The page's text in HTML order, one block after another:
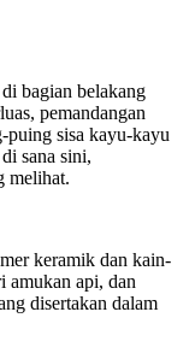
bagian belakang
pemandangan
puing sisa kayu-kayu
sana sini,
melihat.
keramik dan kain-
amukan api, dan
disertakan dalam